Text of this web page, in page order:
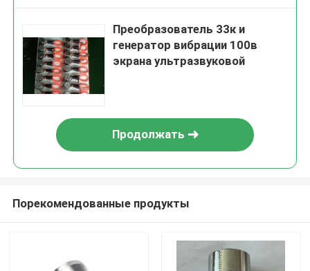
Преобразователь 33к и
генератор вибрации 100в
экрана ультразвуковой
Продолжать
Порекомендованные продукты